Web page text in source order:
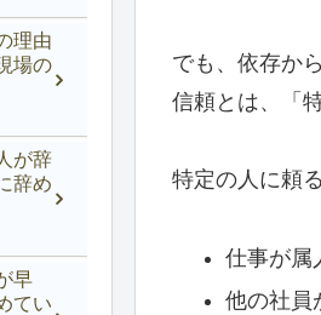
でも、依存か
信頼とは、「
特定の人に頼
仕事が属
他の社員
理由
場の
が辞
辞め
早
てい